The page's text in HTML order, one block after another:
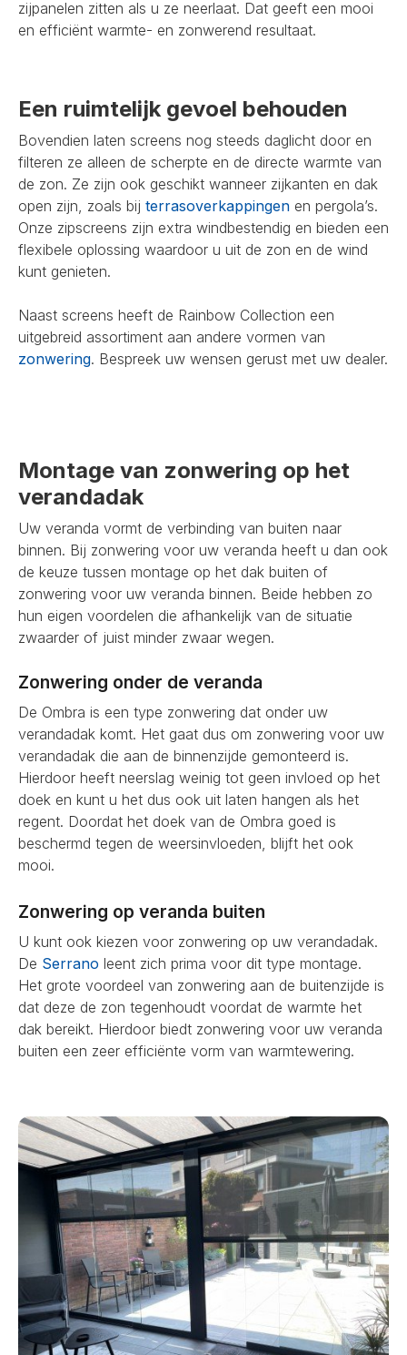
zijpanelen zitten als u ze neerlaat. Dat geeft een mooi
en efficiënt warmte- en zonwerend resultaat.
Een ruimtelijk gevoel behouden
Bovendien laten screens nog steeds daglicht door en
filteren ze alleen de scherpte en de directe warmte van
de zon. Ze zijn ook geschikt wanneer zijkanten en dak
open zijn, zoals bij terrasoverkappingen en pergola’s.
Onze zipscreens zijn extra windbestendig en bieden een
flexibele oplossing waardoor u uit de zon en de wind
kunt genieten.
Naast screens heeft de Rainbow Collection een
uitgebreid assortiment aan andere vormen van
zonwering. Bespreek uw wensen gerust met uw dealer.
Montage van zonwering op het
verandadak
Uw veranda vormt de verbinding van buiten naar
binnen. Bij zonwering voor uw veranda heeft u dan ook
de keuze tussen montage op het dak buiten of
zonwering voor uw veranda binnen. Beide hebben zo
hun eigen voordelen die afhankelijk van de situatie
zwaarder of juist minder zwaar wegen.
Zonwering onder de veranda
De Ombra is een type zonwering dat onder uw
verandadak komt. Het gaat dus om zonwering voor uw
verandadak die aan de binnenzijde gemonteerd is.
Hierdoor heeft neerslag weinig tot geen invloed op het
doek en kunt u het dus ook uit laten hangen als het
regent. Doordat het doek van de Ombra goed is
beschermd tegen de weersinvloeden, blijft het ook
mooi.
Zonwering op veranda buiten
U kunt ook kiezen voor zonwering op uw verandadak.
De Serrano leent zich prima voor dit type montage.
Het grote voordeel van zonwering aan de buitenzijde is
dat deze de zon tegenhoudt voordat de warmte het
dak bereikt. Hierdoor biedt zonwering voor uw veranda
buiten een zeer efficiënte vorm van warmtewering.